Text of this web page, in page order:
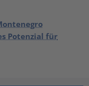
Potenzial für